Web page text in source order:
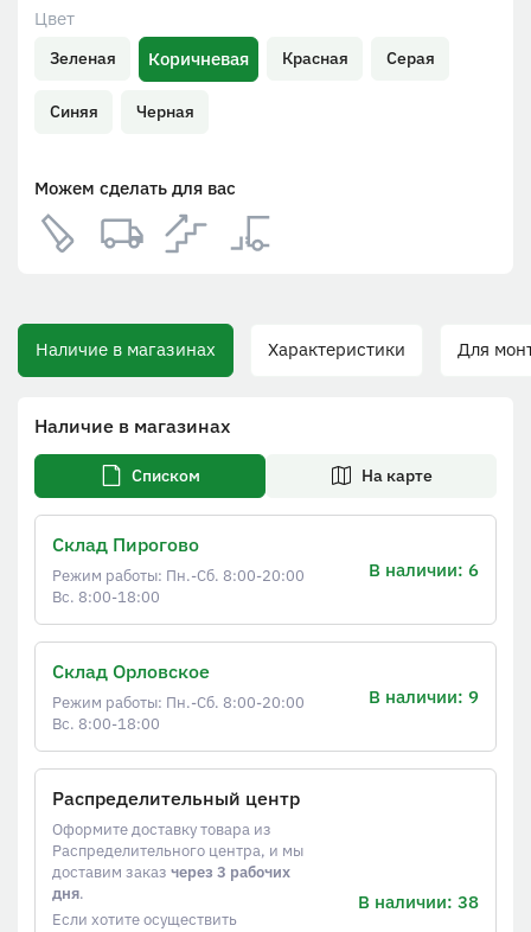
Цвет
Зеленая Коричневая Красная Серая
Синяя Черная
Можем сделать для вас
Наличие в магазинах Характеристики Для
Наличие в магазинах
Списком На карте
Склад Пирогово
Режим работы: Пн.-Сб. 8:00-20:00
Вс. 8:00-18:00
В наличии: 6
Склад Орловское
Режим работы: Пн.-Сб. 8:00-20:00
Вс. 8:00-18:00
В наличии: 9
Распределительный центр
Оформите доставку товара из
Распределительного центра, и мы
доставим заказ через 3 рабочих
дня.
Если хотите осуществить
В наличии: 38